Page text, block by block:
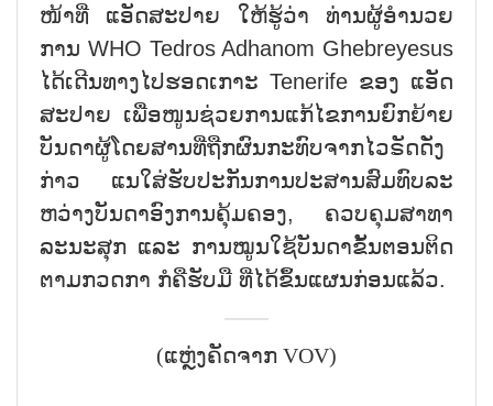
ໜ້າ​ທີ່ ແອັດ​ສະ​ປາຍ ໃຫ້​ຮູ້​ວ່າ ທ່ານ​ຜູ້​ອຳ​ນວຍ​
ການ WHO Tedros Adhanom Ghebreyesus
ໄດ້​ເດີນ​ທາງ​ໄປ​ຮອດເກາະ Tenerife ຂອງ ແອັດ​
ສະ​ປາຍ ເພື່ອ​ໜູນ​ຊ່ວຍ​ການ​ແກ້​ໄຂ​ການ​ຍົກ​ຍ້າຍ​
ບັນ​ດາ​ຜູ້​ໂດຍ​ສານ​ທີ່​ຖືກ​ຜົນ​ກະ​ທົບ​ຈາ​ກ​ໄວ​ຣັດ​ດັ່ງ​
ກ່າວ ແນ​ໃສ່​ຮັບ​ປະ​ກັນ​ການ​ປະ​ສານ​ສົມ​ທົບ​ລະ​
ຫວ່າງ​ບັນ​ດາ​ອົງ​ການ​ຄຸ້ມ​ຄອງ, ຄວບ​ຄຸມ​ສາ​ທາ​
ລະ​ນະ​ສຸກ ແລະ ການ​ໝູນ​ໃຊ້​ບັນ​ດາ​ຂັ້ນ​ຕອ​ນ​ຕິດ​
ຕາມກວ​ດ​ກາ ກໍ​ຄື​ຮັບ​ມື ທີ່​ໄດ້​ຂຶ້ນ​ແຜນ​ກ່ອນ​ແລ້ວ.
(ແຫຼ່ງຄັດຈາກ VOV)